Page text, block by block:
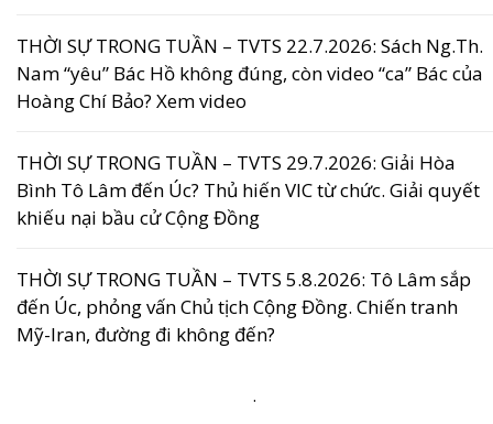
THỜI SỰ TRONG TUẦN – TVTS 22.7.2026: Sách Ng.Th.
Nam “yêu” Bác Hồ không đúng, còn video “ca” Bác của
Hoàng Chí Bảo? Xem video
THỜI SỰ TRONG TUẦN – TVTS 29.7.2026: Giải Hòa
Bình Tô Lâm đến Úc? Thủ hiến VIC từ chức. Giải quyết
khiếu nại bầu cử Cộng Đồng
THỜI SỰ TRONG TUẦN – TVTS 5.8.2026: Tô Lâm sắp
đến Úc, phỏng vấn Chủ tịch Cộng Đồng. Chiến tranh
Mỹ-Iran, đường đi không đến?
.